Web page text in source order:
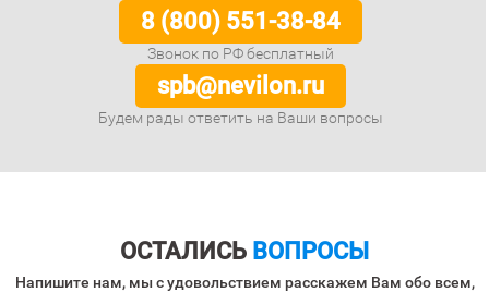
8 (800) 551-38-84
Звонок по РФ бесплатный
spb@nevilon.ru
Будем рады ответить на Ваши вопросы
ОСТАЛИСЬ ВОПРОСЫ
Напишите нам, мы с удовольствием расскажем Вам обо всем,